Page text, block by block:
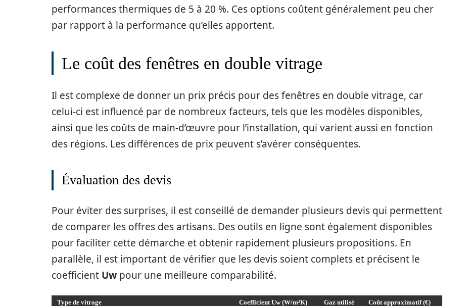
performances thermiques de 5 à 20 %. Ces options coûtent généralement peu cher
par rapport à la performance qu’elles apportent.
Le coût des fenêtres en double vitrage
Il est complexe de donner un prix précis pour des fenêtres en double vitrage, car
celui-ci est influencé par de nombreux facteurs, tels que les modèles disponibles,
ainsi que les coûts de main-d’œuvre pour l’installation, qui varient aussi en fonction
des régions. Les différences de prix peuvent s’avérer conséquentes.
Évaluation des devis
Pour éviter des surprises, il est conseillé de demander plusieurs devis qui permettent
de comparer les offres des artisans. Des outils en ligne sont également disponibles
pour faciliter cette démarche et obtenir rapidement plusieurs propositions. En
parallèle, il est important de vérifier que les devis soient complets et précisent le
coefficient Uw pour une meilleure comparabilité.
Type de vitrage Coefficient Uw (W/m²K) Gaz utilisé Coût approximatif (€)